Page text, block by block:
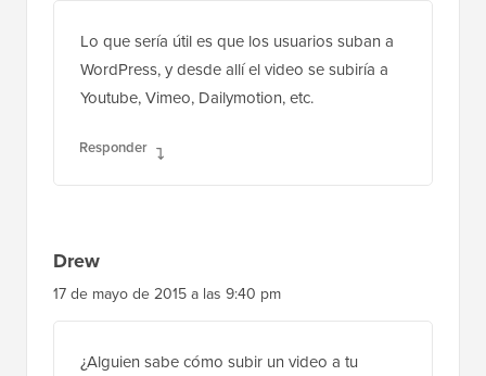
Lo que sería útil es que los usuarios suban a
WordPress, y desde allí el video se subiría a
Youtube, Vimeo, Dailymotion, etc.
Responder
Drew
17 de mayo de 2015 a las 9:40 pm
¿Alguien sabe cómo subir un video a tu